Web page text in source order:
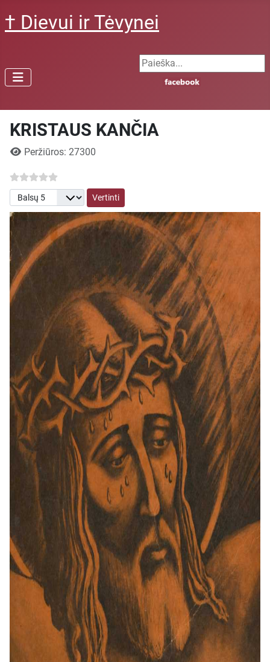
† Dievui ir Tėvynei
Search ...
KRISTAUS KANČIA
Išsami informacija
Peržiūros: 27300
Prašome įvertinti